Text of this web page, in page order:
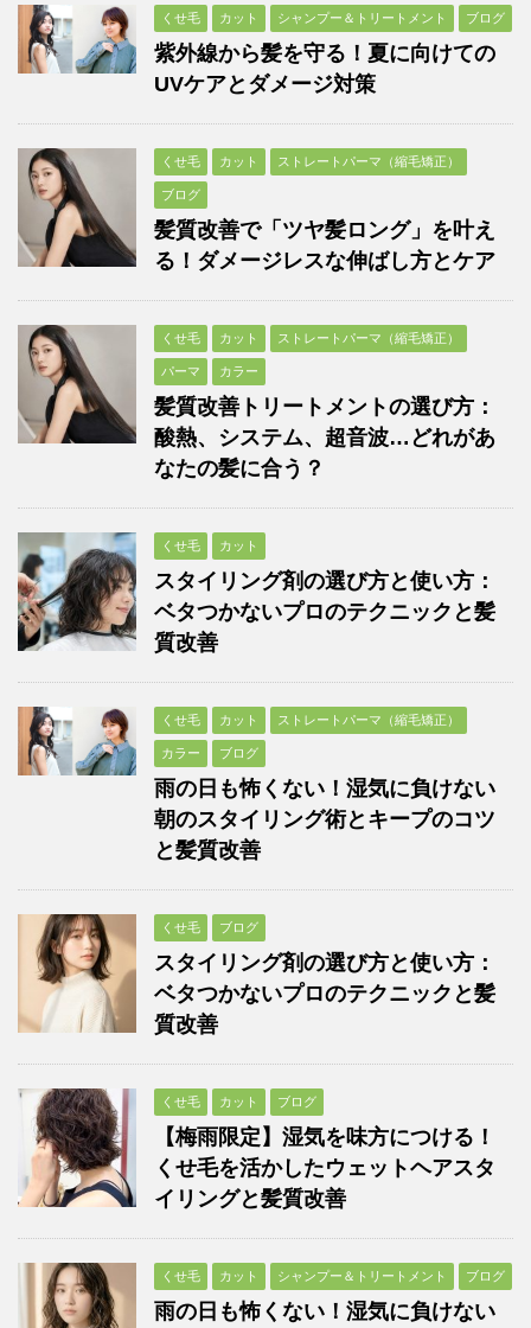
くせ毛 カット シャンプー＆トリートメント ブログ
紫外線から髪を守る！夏に向けての
UVケアとダメージ対策
くせ毛 カット ストレートパーマ（縮毛矯正）
ブログ
髪質改善で「ツヤ髪ロング」を叶え
る！ダメージレスな伸ばし方とケア
くせ毛 カット ストレートパーマ（縮毛矯正）
パーマ カラー
髪質改善トリートメントの選び方：
酸熱、システム、超音波…どれがあ
なたの髪に合う？
くせ毛 カット
スタイリング剤の選び方と使い方：
ベタつかないプロのテクニックと髪
質改善
くせ毛 カット ストレートパーマ（縮毛矯正）
カラー ブログ
雨の日も怖くない！湿気に負けない
朝のスタイリング術とキープのコツ
と髪質改善
くせ毛 ブログ
スタイリング剤の選び方と使い方：
ベタつかないプロのテクニックと髪
質改善
くせ毛 カット ブログ
【梅雨限定】湿気を味方につける！
くせ毛を活かしたウェットヘアスタ
イリングと髪質改善
くせ毛 カット シャンプー＆トリートメント ブログ
雨の日も怖くない！湿気に負けない